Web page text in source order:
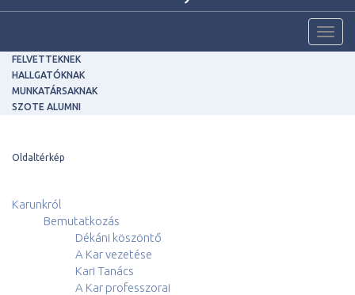
FELVETTEKNEK
HALLGATÓKNAK
MUNKATÁRSAKNAK
SZOTE ALUMNI
Oldaltérkép
Karunkról
Bemutatkozás
Dékáni köszöntő
A Kar vezetése
Kari Tanács
A Kar professzorai